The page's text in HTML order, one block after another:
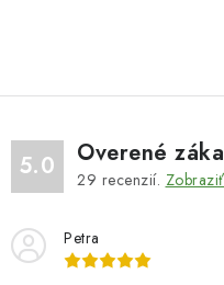
á
d
a
c
e
5.0 Overené
29 recenzií.
Petra